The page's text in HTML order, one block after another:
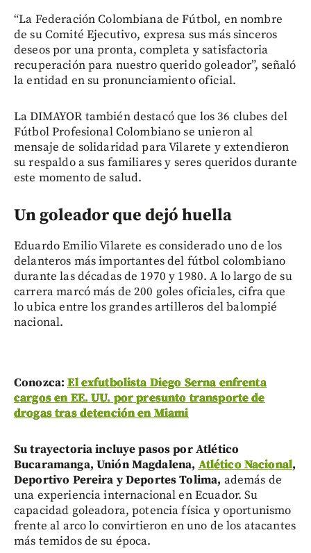
“La Federación Colombiana de Fútbol, en nombre
de su Comité Ejecutivo, expresa sus más sinceros
deseos por una pronta, completa y satisfactoria
recuperación para nuestro querido goleador”, señaló
la entidad en su pronunciamiento oficial.
La DIMAYOR también destacó que los 36 clubes del
Fútbol Profesional Colombiano se unieron al
mensaje de solidaridad para Vilarete y extendieron
su respaldo a sus familiares y seres queridos durante
este momento de salud.
Un goleador que dejó huella
Eduardo Emilio Vilarete es considerado uno de los
delanteros más importantes del fútbol colombiano
durante las décadas de 1970 y 1980. A lo largo de su
carrera marcó más de 200 goles oficiales, cifra que
lo ubica entre los grandes artilleros del balompié
nacional.
Conozca:El exfutbolista Diego Serna enfrenta
cargos en EE. UU. por presunto transporte de
drogas tras detención en Miami
Su trayectoria incluye pasos por Atlético
Bucaramanga, Unión Magdalena, Atlético Nacional,
Deportivo Pereira y Deportes Tolima, además de
una experiencia internacional en Ecuador. Su
capacidad goleadora, potencia física y oportunismo
frente al arco lo convirtieron en uno de los atacantes
más temidos de su época.